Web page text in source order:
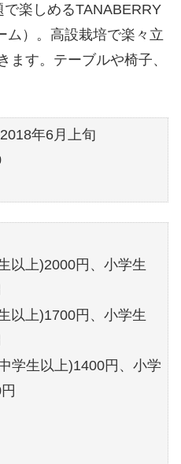
楽しめるTANABERRY
ム）。高設栽培で楽々立
ます。テーブルや椅子、
年6月上旬
以上)2000円、小学生
以上)1700円、小学生
学生以上)1400円、小学